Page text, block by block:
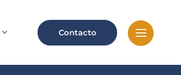
Contacto